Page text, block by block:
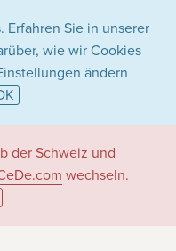
Erfahren Sie in unserer
wie wir Cookies
ändern
der Schweiz und
wechseln.